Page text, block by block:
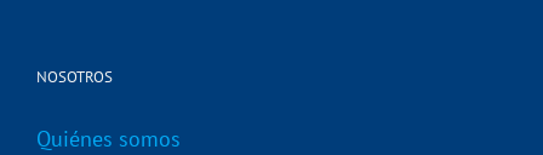
NOSOTROS
Quiénes somos